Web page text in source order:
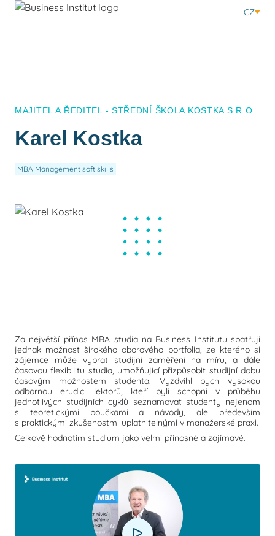
CZ
MAJITEL A ŘEDITEL - STŘEDNÍ ŠKOLA KOSTKA S.R.O.
Karel Kostka
MBA Management soft skills
Za největší přínos MBA studia na Business Institutu spatřuji
jednak možnost širokého oborového portfolia, ze kterého si
zájemce může vybrat studijní zaměření na míru, a dále
časovou flexibilitu studia, umožňující přizpůsobit studijní dobu
časovým možnostem studenta. Vyzdvihl bych vysokou
odbornou erudici lektorů, kteří byli schopni v průběhu
jednotlivých studijních cyklů seznamovat studenty nejenom
s teoretickými poučkami a návody, ale především
s praktickými zkušenostmi uplatnitelnými v manažerské praxi.
Celkově hodnotím studium jako velmi přínosné a zajímavé.